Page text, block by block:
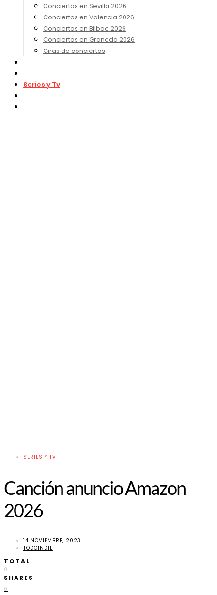
Conciertos en Sevilla 2026
Conciertos en Valencia 2026
Conciertos en Bilbao 2026
Conciertos en Granada 2026
Giras de conciertos
Series y Tv
SERIES Y TV
Canción anuncio Amazon
2026
14 NOVIEMBRE, 2023
TODOINDIE
TOTAL
0
SHARES
0